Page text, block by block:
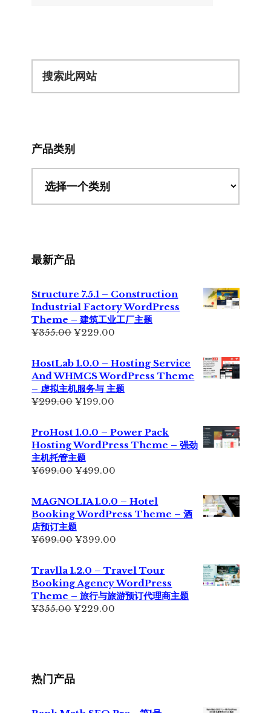
产品类别
最新产品
Structure 7.5.1 – Construction
Industrial Factory WordPress
Theme – 建筑工业工厂主题
¥355.00原
为：
¥355.00。
¥229.00
格
为：
¥229.00。
HostLab 1.0.0 – Hosting Service
And WHMCS WordPress Theme
– 虚拟主机服务与 主题
¥299.00原
为：
¥299.00。
¥199.00
格
为：
ProHost 1.0.0 – Power Pack
Hosting WordPress Theme – 强劲
主机托管主题
¥699.00原
¥699.00。
¥499.00
格
为：
MAGNOLIA 1.0.0 – Hotel
Booking WordPress Theme – 酒
店预订主题
¥699.00原
¥699.00。
¥399.00
格
为：
¥399.00。
Travlla 1.2.0 – Travel Tour
Booking Agency WordPress
Theme – 旅行与旅游预订代理商主题
¥355.00原
¥229.00
热门产品